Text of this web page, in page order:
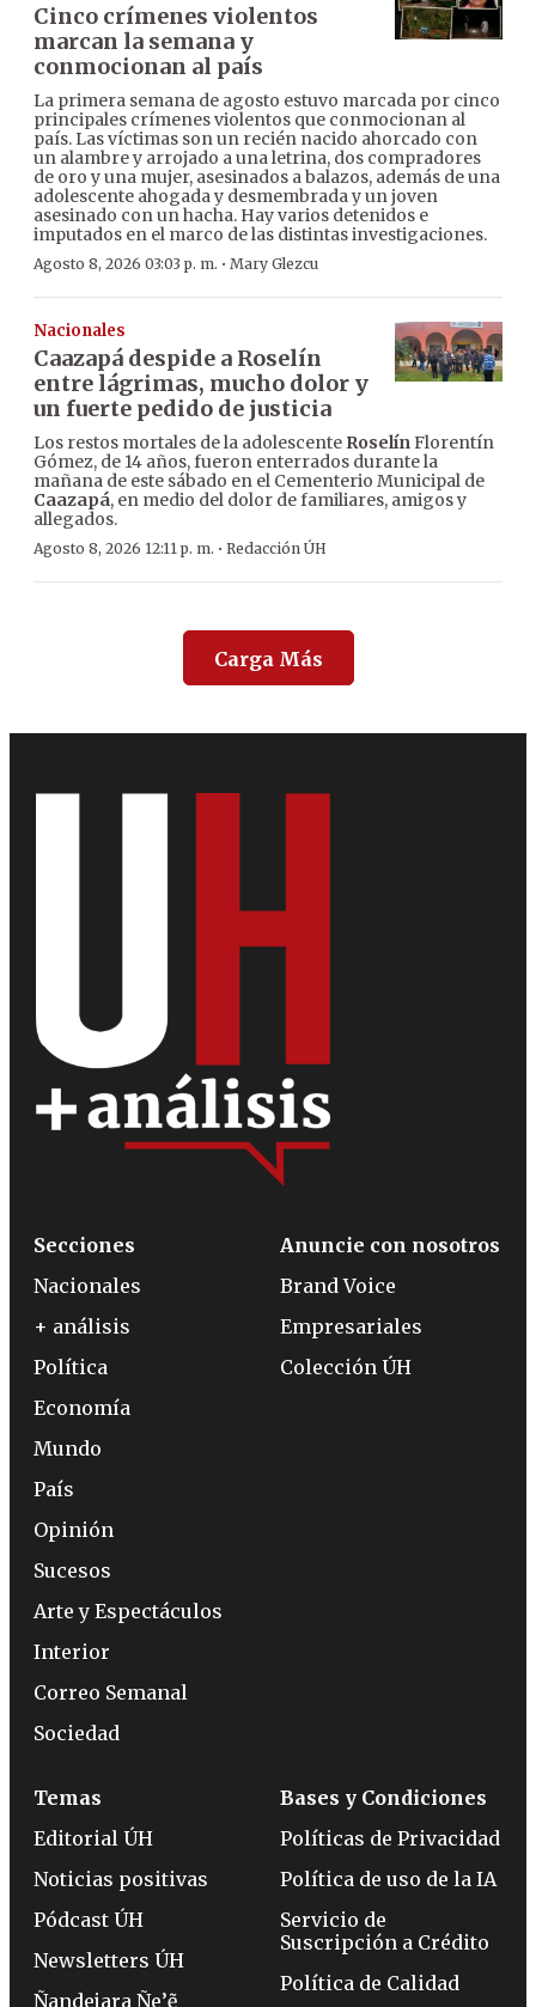
Cinco crímenes violentos
marcan la semana y
conmocionan al país
La primera semana de agosto estuvo marcada por cinco
principales crímenes violentos que conmocionan al
país. Las víctimas son un recién nacido ahorcado con
un alambre y arrojado a una letrina, dos compradores
de oro y una mujer, asesinados a balazos, además de una
adolescente ahogada y desmembrada y un joven
asesinado con un hacha. Hay varios detenidos e
imputados en el marco de las distintas investigaciones.
Agosto 8, 2026 03:03 p. m. · Mary Glezcu
Nacionales
Caazapá despide a Roselín
entre lágrimas, mucho dolor y
un fuerte pedido de justicia
Los restos mortales de la adolescente RoselínFlorentín
Gómez, de 14 años, fueron enterrados durante la
mañana de este sábado en el Cementerio Municipal de
Caazapá, en medio del dolor de familiares, amigos y
allegados.
Agosto 8, 2026 12:11 p. m. · Redacción ÚH
Carga Más
Secciones
Nacionales
+ análisis
Política
Economía
Mundo
País
Opinión
Sucesos
Arte y Espectáculos
Interior
Correo Semanal
Sociedad
Anuncie con nosotros
Brand Voice
Empresariales
Colección ÚH
Temas
Editorial ÚH
Noticias positivas
Pódcast ÚH
Newsletters ÚH
Ñandejara Ñe’ẽ
Bases y Condiciones
Políticas de Privacidad
Política de uso de la IA
Servicio de
Suscripción a Crédito
Política de Calidad